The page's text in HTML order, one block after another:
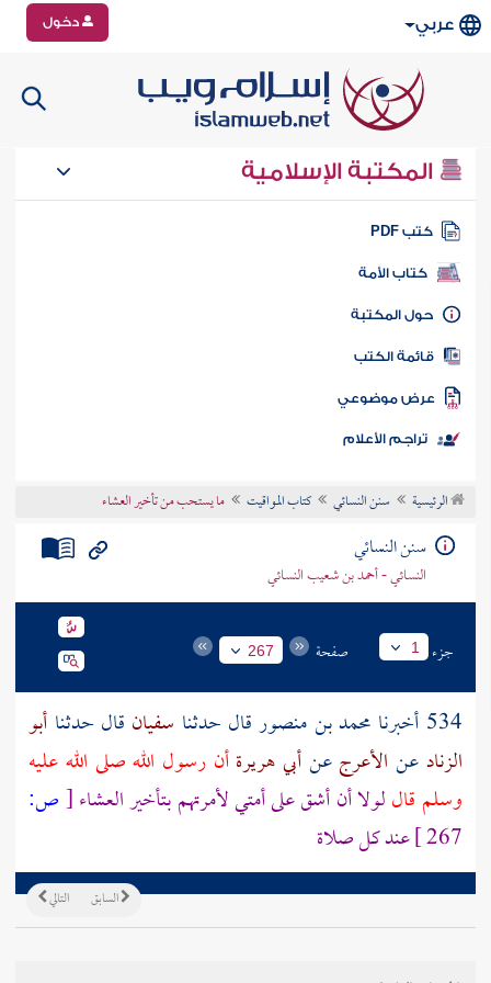
عربي دخول
المكتبة الإسلامية
كتب PDF
كتاب الأمة
المكتبة
الكتب
موضوعي
تراجم الأعلام
الرئيسية سنن النسائي كتاب المواقيت ما يستحب من تأخير العشاء
سنن النسائي
النسائي - أحمد بن شعيب النسائي
جزء 1 صفحة 267
534 أخبرنا محمد بن منصورقال حدثنا سفيان قال حدثنا أبو
الزنادعن الأعرجعنأبي هريرةأن رسول الله صلى الله عليه
وسلم قاللولا أن أشق على أمتي لأمرتهم بتأخير العشاء[ص:
267 ] عند كل صلاة
التالي السابق